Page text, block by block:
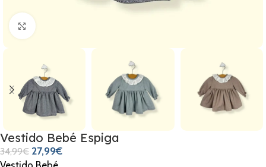
Clic para ampliar
Vestido Bebé Espiga
34,99€ 27,99€